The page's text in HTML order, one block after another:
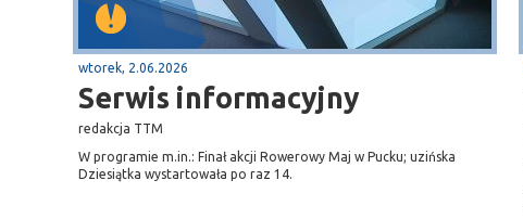
wtorek, 2.06.2026
Serwis informacyjny
redakcja TTM
W programie m.in.: Finał akcji Rowerowy Maj w Pucku; uzińska
Dziesiątka wystartowała po raz 14.